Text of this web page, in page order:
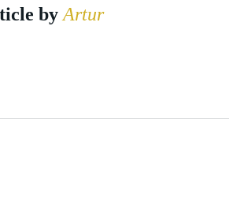
by Artur